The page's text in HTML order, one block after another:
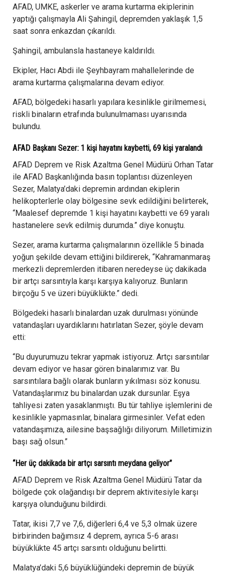
AFAD, UMKE, askerler ve arama kurtarma ekiplerinin
yaptığı çalışmayla Ali Şahingil, depremden yaklaşık 1,5
saat sonra enkazdan çıkarıldı.
Şahingil, ambulansla hastaneye kaldırıldı.
Ekipler, Hacı Abdi ile Şeyhbayram mahallelerinde de
arama kurtarma çalışmalarına devam ediyor.
AFAD, bölgedeki hasarlı yapılara kesinlikle girilmemesi,
riskli binaların etrafında bulunulmaması uyarısında
bulundu.
AFAD Başkanı Sezer: 1 kişi hayatını kaybetti, 69 kişi yaralandı
AFAD Deprem ve Risk Azaltma Genel Müdürü Orhan Tatar
ile AFAD Başkanlığında basın toplantısı düzenleyen
Sezer, Malatya’daki depremin ardından ekiplerin
helikopterlerle olay bölgesine sevk edildiğini belirterek,
“Maalesef depremde 1 kişi hayatını kaybetti ve 69 yaralı
hastanelere sevk edilmiş durumda.” diye konuştu.
Sezer, arama kurtarma çalışmalarının özellikle 5 binada
yoğun şekilde devam ettiğini bildirerek, “Kahramanmaraş
merkezli depremlerden itibaren neredeyse üç dakikada
bir artçı sarsıntıyla karşı karşıya kalıyoruz. Bunların
birçoğu 5 ve üzeri büyüklükte.” dedi.
Bölgedeki hasarlı binalardan uzak durulması yönünde
vatandaşları uyardıklarını hatırlatan Sezer, şöyle devam
etti:
“Bu duyurumuzu tekrar yapmak istiyoruz. Artçı sarsıntılar
devam ediyor ve hasar gören binalarımız var. Bu
sarsıntılara bağlı olarak bunların yıkılması söz konusu.
Vatandaşlarımız bu binalardan uzak dursunlar. Eşya
tahliyesi zaten yasaklanmıştı. Bu tür tahliye işlemlerini de
kesinlikle yapmasınlar, binalara girmesinler. Vefat eden
vatandaşımıza, ailesine başsağlığı diliyorum. Milletimizin
başı sağ olsun.”
“Her üç dakikada bir artçı sarsıntı meydana geliyor”
AFAD Deprem ve Risk Azaltma Genel Müdürü Tatar da
bölgede çok olağandışı bir deprem aktivitesiyle karşı
karşıya olunduğunu bildirdi.
Tatar, ikisi 7,7 ve 7,6, diğerleri 6,4 ve 5,3 olmak üzere
birbirinden bağımsız 4 deprem, ayrıca 5-6 arası
büyüklükte 45 artçı sarsıntı olduğunu belirtti.
Malatya’daki 5,6 büyüklüğündeki depremin de büyük